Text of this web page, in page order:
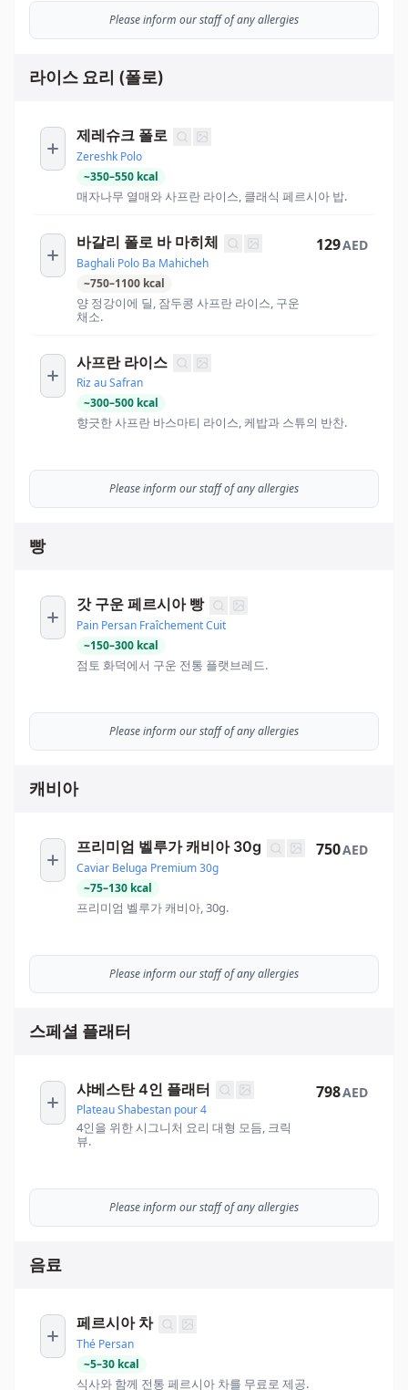
Please inform our staff of any allergies
라이스 요리 (폴로)
제레슈크 폴로
Zereshk Polo
~350–550 kcal
매자나무 열매와 사프란 라이스, 클래식 페르시아 밥.
바갈리 폴로 바 마히체
Baghali Polo Ba Mahicheh
~750–1100 kcal
양 정강이에 딜, 잠두콩 사프란 라이스, 구운
채소.
129AED
사프란 라이스
Riz au Safran
~300–500 kcal
향긋한 사프란 바스마티 라이스, 케밥과 스튜의 반찬.
Please inform our staff of any allergies
빵
갓 구운 페르시아 빵
Pain Persan Fraîchement Cuit
~150–300 kcal
점토 화덕에서 구운 전통 플랫브레드.
Please inform our staff of any allergies
캐비아
프리미엄 벨루가 캐비아 30g
Caviar Beluga Premium 30g
~75–130 kcal
프리미엄 벨루가 캐비아, 30g.
750AED
Please inform our staff of any allergies
스페셜 플래터
샤베스탄 4인 플래터
Plateau Shabestan pour 4
4인을 위한 시그니처 요리 대형 모듬, 크릭
뷰.
798AED
Please inform our staff of any allergies
음료
페르시아 차
Thé Persan
~5–30 kcal
식사와 함께 전통 페르시아 차를 무료로 제공.